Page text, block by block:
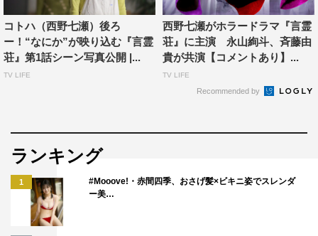
コトハ（西野七瀬）後ろ
ー！“なにか”が映り込む『言霊
荘』第1話シーン写真公開 |...
TV LIFE
西野七瀬がホラードラマ『言霊
荘』に主演 永山絢斗、斉藤由
貴が共演【コメントあり】...
TV LIFE
Recommended by
ランキング
1
#Mooove!・赤間四季、おさげ髪×ビキニ姿でスレンダ
ー美…